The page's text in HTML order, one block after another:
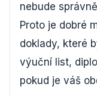
nebude
Proto je dobré
doklady, které
výuční list,
pokud je váš